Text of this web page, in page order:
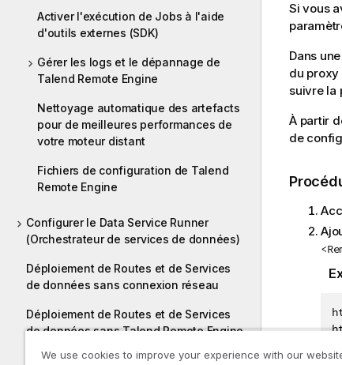
Activer l'exécution de Jobs à l'aide
d'outils externes (SDK)
Gérer les logs et le dépannage de
Talend Remote Engine
Nettoyage automatique des artefacts
pour de meilleures performances de
votre moteur distant
Fichiers de configuration de Talend
Remote Engine
Configurer le Data Service Runner
(Orchestrateur de services de données)
Déploiement de Routes et de Services
de données sans connexion réseau
Déploiement de Routes et de Services
de données sans Talend Remote Engine
Activer les exécutions distantes dans le
n
f
r
m
a
t
i
s
Si vous
Dans
du proxy
suivre la
À partir
de
We use cookies to improve your experience with our